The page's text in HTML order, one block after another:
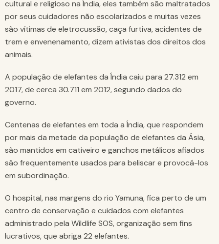
cultural e religioso na Índia, eles também são maltratados
por seus cuidadores não escolarizados e muitas vezes
são vítimas de eletrocussão, caça furtiva, acidentes de
trem e envenenamento, dizem ativistas dos direitos dos
animais.
A população de elefantes da Índia caiu para 27.312 em
2017, de cerca 30.711 em 2012, segundo dados do
governo.
Centenas de elefantes em toda a Índia, que respondem
por mais da metade da população de elefantes da Ásia,
são mantidos em cativeiro e ganchos metálicos afiados
são frequentemente usados ​​para beliscar e provocá-los
em subordinação.
O hospital, nas margens do rio Yamuna, fica perto de um
centro de conservação e cuidados com elefantes
administrado pela Wildlife SOS, organização sem fins
lucrativos, que abriga 22 elefantes.